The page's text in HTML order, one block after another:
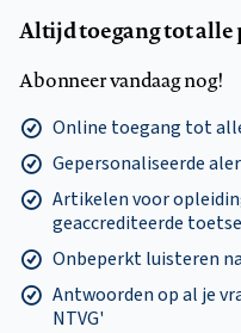
Altijd toegang tot alle
Abonneer vandaag nog!
Online toegang tot
Gepersonaliseerde
Artikelen voor
geaccrediteerde
Onbeperkt luisteren
Antwoorden op al je
NTVG'